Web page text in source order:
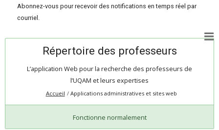
Abonnez-vous pour recevoir des notifications en temps réel par
courriel.
Répertoire des professeurs
L’application Web pour la recherche des professeurs de
l’UQAM et leurs expertises
Accueil Applications administratives et sites web
Fonctionne normalement